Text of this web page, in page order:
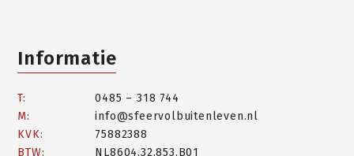
Informatie
T:
0485 – 318 744
M:
info@sfeervolbuitenleven.nl
KVK:
75882388
BTW:
NL8604.32.853.B01